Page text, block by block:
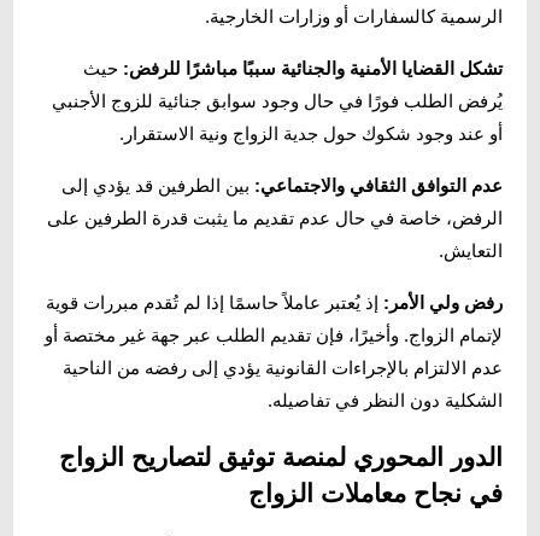
الرسمية كالسفارات أو وزارات الخارجية.
تشكل القضايا الأمنية والجنائية سببًا مباشرًا للرفض: حيث
يُرفض الطلب فورًا في حال وجود سوابق جنائية للزوج الأجنبي
أو عند وجود شكوك حول جدية الزواج ونية الاستقرار.
عدم التوافق الثقافي والاجتماعي: بين الطرفين قد يؤدي إلى
الرفض، خاصة في حال عدم تقديم ما يثبت قدرة الطرفين على
التعايش.
رفض ولي الأمر: إذ يُعتبر عاملاً حاسمًا إذا لم تُقدم مبررات قوية
لإتمام الزواج. وأخيرًا، فإن تقديم الطلب عبر جهة غير مختصة أو
عدم الالتزام بالإجراءات القانونية يؤدي إلى رفضه من الناحية
الشكلية دون النظر في تفاصيله.
الدور المحوري لمنصة توثيق لتصاريح الزواج
في نجاح معاملات الزواج